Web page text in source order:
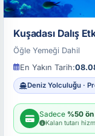
Kuşadası Dalış
Öğle Yemeği Dahil
En Yakın Tarih:
Deniz Yolculuğu ·
Sadece %50
Kalan tutarı